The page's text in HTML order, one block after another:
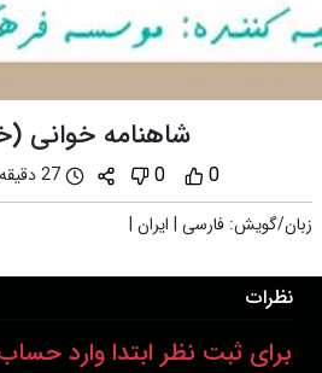
شاهنامه خوانی
0
0 27 دقیقه
زبان/گویش: فارسی | ایران |
نظرات
برای ثبت نظر ابتدا وارد